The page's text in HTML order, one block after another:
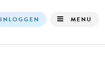
INLOGGEN MENU